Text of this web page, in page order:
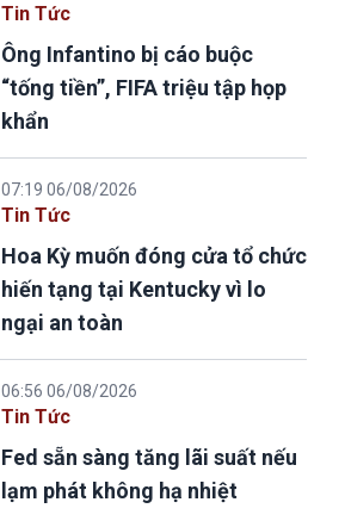
Tin Tức
Ông Infantino bị cáo buộc
“tống tiền”, FIFA triệu tập họp
khẩn
07:19 06/08/2026
Tin Tức
Hoa Kỳ muốn đóng cửa tổ chức
hiến tạng tại Kentucky vì lo
ngại an toàn
06:56 06/08/2026
Tin Tức
Fed sẵn sàng tăng lãi suất nếu
lạm phát không hạ nhiệt